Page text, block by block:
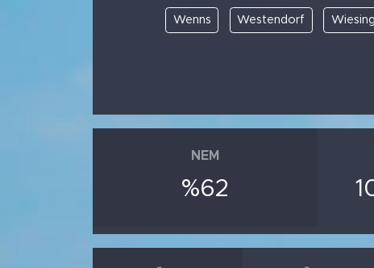
Wenns Westendorf Wiesing
NEM
%62